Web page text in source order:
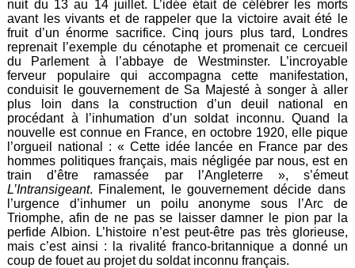
nuit du 13 au 14 juillet. L’idée était de célébrer les morts
avant les vivants et de rappeler que la victoire avait été le
fruit d’un énorme sacrifice. Cinq jours plus tard, Londres
reprenait l’exemple du cénotaphe et promenait ce cercueil
du Parlement à l’abbaye de Westminster. L’incroyable
ferveur populaire qui accompagna cette manifestation,
conduisit le gouvernement de Sa Majesté à songer à aller
plus loin dans la construction d’un deuil national en
procédant à l’inhumation d’un soldat inconnu. Quand la
nouvelle est connue en France, en octobre 1920, elle pique
l’orgueil national : « Cette idée lancée en France par des
hommes politiques français, mais négligée par nous, est en
train d’être ramassée par l’Angleterre », s’émeut
L’Intransigeant. Finalement, le gouvernement décide dans
l’urgence d’inhumer un poilu anonyme sous l’Arc de
Triomphe, afin de ne pas se laisser damner le pion par la
perfide Albion. L’histoire n’est peut-être pas très glorieuse,
mais c’est ainsi : la rivalité franco-britannique a donné un
coup de fouet au projet du soldat inconnu français.